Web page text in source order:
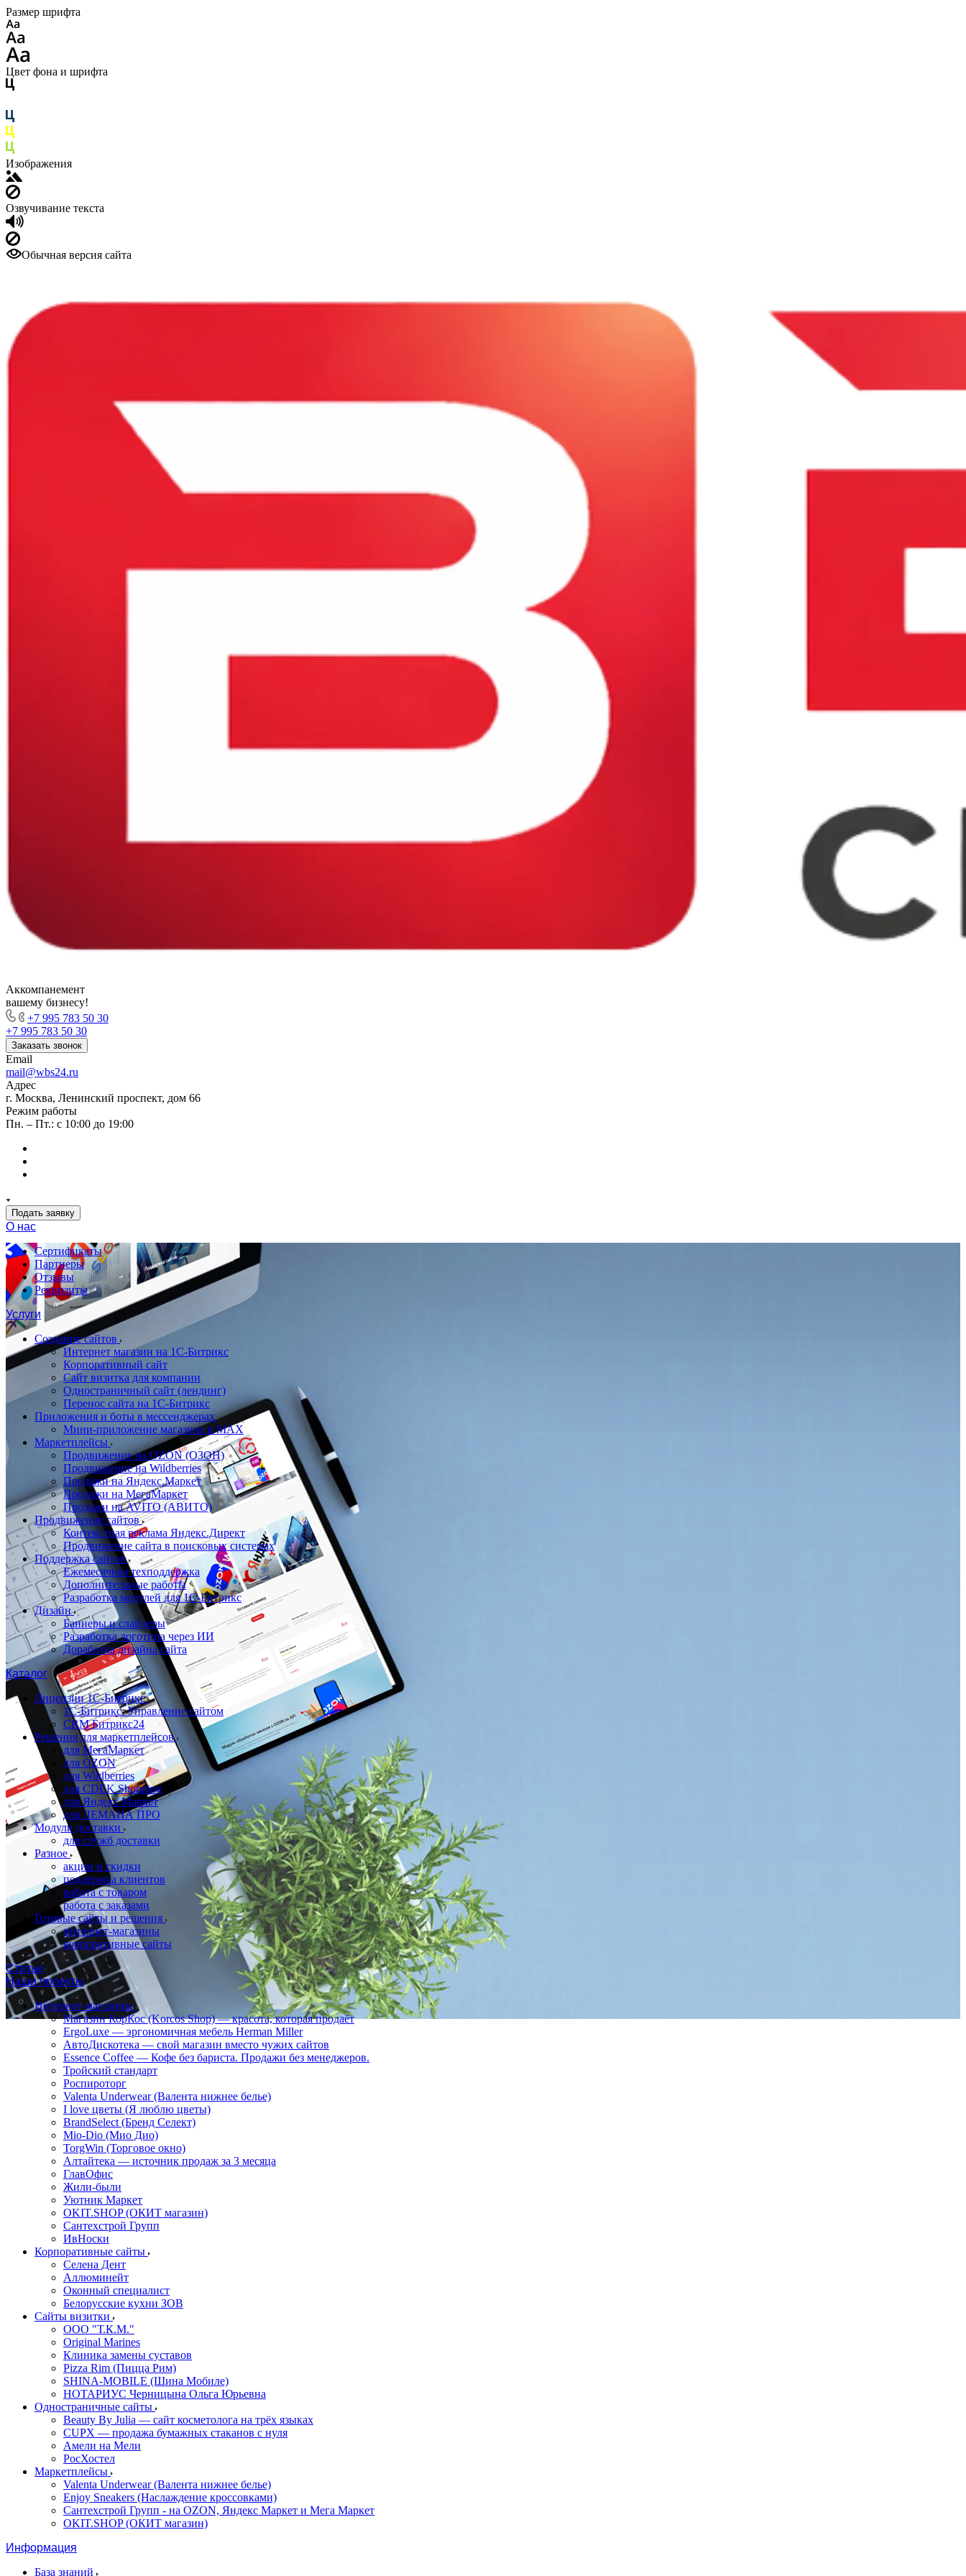
Размер шрифта
Цвет фона и шрифта
Изображения
Озвучивание текста
Обычная версия сайта
Аккомпанемент
вашему бизнесу!
+7 995 783 50 30
+7 995 783 50 30
Заказать звонок
Email
mail@wbs24.ru
Адрес
г. Москва, Ленинский проспект, дом 66
Режим работы
Пн. – Пт.: с 10:00 до 19:00
Подать заявку
О нас
Сертификаты
Партнеры
Отзывы
Реквизиты
Услуги
Создание сайтов
Интернет магазин на 1С-Битрикс
Корпоративный сайт
Сайт визитка для компании
Одностраничный сайт (лендинг)
Перенос сайта на 1С-Битрикс
Приложения и боты в мессенджерах
Мини-приложение магазина в MAX
Маркетплейсы
Продвижение на OZON (ОЗОН)
Продвижение на Wildberries
Продажи на Яндекс.Маркет
Продажи на МегаМаркет
Продажи на AVITO (АВИТО)
Продвижение сайтов
Контекстная реклама Яндекс.Директ
Продвижение сайта в поисковых системах
Поддержка сайтов
Ежемесячная техподдержка
Дополнительные работы
Разработка модулей для 1С-Битрикс
Дизайн
Баннеры и слайдеры
Разработка логотипа через ИИ
Доработка дизайна сайта
Каталог
Лицензии 1С-Битрикс
1С-Битрикс: Управление сайтом
CRM Битрикс24
Решения для маркетплейсов
для МегаМаркет
для OZON
для Wildberries
для CDEK Shopping
для Яндекс.Маркет
для ЛЕМАНА ПРО
Модули доставки
для служб доставки
Разное
акции и скидки
поддержка клиентов
работа с товаром
работа с заказами
Готовые сайты и решения
интернет-магазины
корпоративные сайты
Статьи
Наши проекты
Интернет-магазины
Магазин КорКос (Korcos Shop) — красота, которая продаёт
ErgoLuxe — эргономичная мебель Herman Miller
АвтоДискотека — свой магазин вместо чужих сайтов
Essence Coffee — Кофе без бариста. Продажи без менеджеров.
Тройский стандарт
Роспироторг
Valenta Underwear (Валента нижнее белье)
I love цветы (Я люблю цветы)
BrandSelect (Бренд Селект)
Mio-Dio (Мио Дио)
TorgWin (Торговое окно)
Алтайтека — источник продаж за 3 месяца
ГлавОфис
Жили-были
Уютник Маркет
OKIT.SHOP (ОКИТ магазин)
Сантехстрой Групп
ИвНоски
Корпоративные сайты
Селена Дент
Аллюминейт
Оконный специалист
Белорусские кухни ЗОВ
Сайты визитки
ООО "Т.К.М."
Original Marines
Клиника замены суставов
Pizza Rim (Пицца Рим)
SHINA-MOBILE (Шина Мобиле)
НОТАРИУС Черницына Ольга Юрьевна
Одностраничные сайты
Beauty By Julia — сайт косметолога на трёх языках
CUPX — продажа бумажных стаканов с нуля
Амели на Мели
РосХостел
Маркетплейсы
Valenta Underwear (Валента нижнее белье)
Enjoy Sneakers (Наслаждение кроссовками)
Сантехcтрой Групп - на OZON, Яндекс Маркет и Мега Маркет
OKIT.SHOP (ОКИТ магазин)
Информация
База знаний